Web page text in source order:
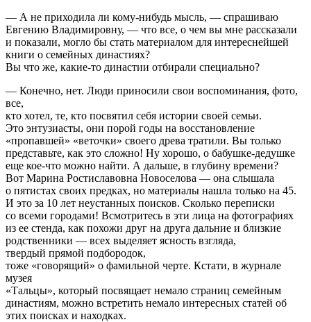
— А не приходила ли кому-нибудь мысль, — спрашиваю
Евгению Владимировну, — что все, о чем вы мне рассказали
и показали, могло бы стать материалом для интереснейшей
книги о семейных династиях?
Вы что же, какие-то династии отбирали специально?
— Конечно, нет. Люди приносили свои воспоминания, фото,
все,
кто хотел, те, кто посвятил себя истории своей семьи.
Это энтузиасты, они порой годы на восстановление
«пропавшей» «веточки» своего древа тратили. Вы только
представьте, как это сложно! Ну хорошо, о бабушке-дедушке
еще кое-что можно найти. А дальше, в глубину времени?
Вот Марина Ростиславовна Новоселова — она слышала
о пятистах своих предках, но материалы нашла только на 45.
И это за 10 лет неустанных поисков. Сколько переписки
со всеми городами! Всмотритесь в эти лица на фотографиях
из ее стенда, как похожи друг на друга дальние и близкие
родственники — всех выделяет ясность взгляда,
твердый прямой подбородок,
тоже «говорящий» о фамильной черте. Кстати, в журнале
музея
«Тальцы», который посвящает немало страниц семейным
династиям, можно встретить немало интересных статей об
этих поисках и находках.